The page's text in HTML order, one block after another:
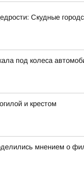
Скудные
под колеса
и крестом
мнением о